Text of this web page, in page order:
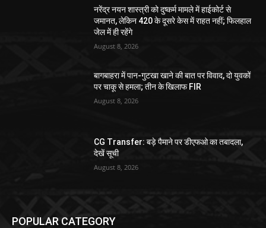
नरेंद्र नयन शास्त्री को दुष्कर्म मामले में हाईकोर्ट से
जमानत, लेकिन 420 के दूसरे केस में राहत नहीं; फिलहाल
जेल में ही रहेंगे
August 8, 2026
बागबाहरा में पान-गुटखा खाने की बात पर विवाद, दो युवकों
पर चाकू से हमला; तीन के खिलाफ FIR
August 8, 2026
CG Transfer: बड़े पैमाने पर डीएफओ का तबादला,
देखें सूची
August 8, 2026
POPULAR CATEGORY